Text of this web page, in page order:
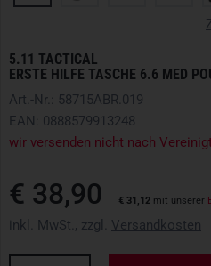
5.11 TACTICAL
ERSTE HILFE TASCHE 6.6 MED
Art.-Nr.: 58715ABR.019
EAN: 0888579913248
wir versenden nicht nach
€ 38,90 € 31,12 mit unserer
inkl. MwSt., zzgl. Versandkosten